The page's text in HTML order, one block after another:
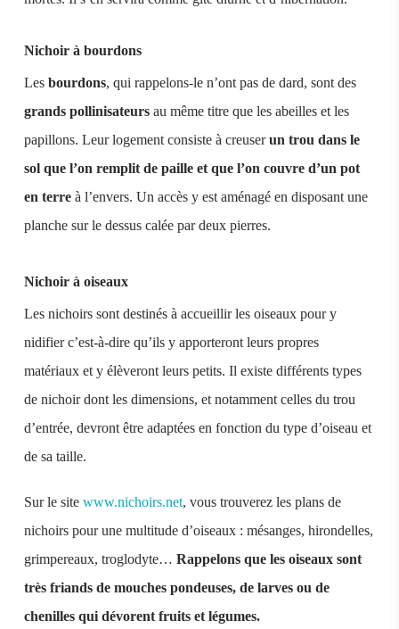
Nichoir à bourdons
Les bourdons, qui rappelons-le n’ont pas de dard, sont des
grands pollinisateursau même titre que les abeilles et les
papillons. Leur logement consiste à creuserun trou dans le
sol que l’on remplit de paille et que l’on couvre d’un pot
en terreà l’envers. Un accès y est aménagé en disposant une
planche sur le dessus calée par deux pierres.
Nichoir à oiseaux
Les nichoirs sont destinés à accueillir les oiseaux pour y
nidifier c’est-à-dire qu’ils y apporteront leurs propres
matériaux et y élèveront leurs petits. Il existe différents types
de nichoir dont les dimensions, et notamment celles du trou
d’entrée, devront être adaptées en fonction du type d’oiseau et
de sa taille.
Sur le site www.nichoirs.net, vous trouverez les plans de
nichoirs pour une multitude d’oiseaux : mésanges, hirondelles,
grimpereaux, troglodyte… Rappelons que les oiseaux sont
très friands de mouches pondeuses, de larves ou de
chenilles qui dévorent fruits et légumes.